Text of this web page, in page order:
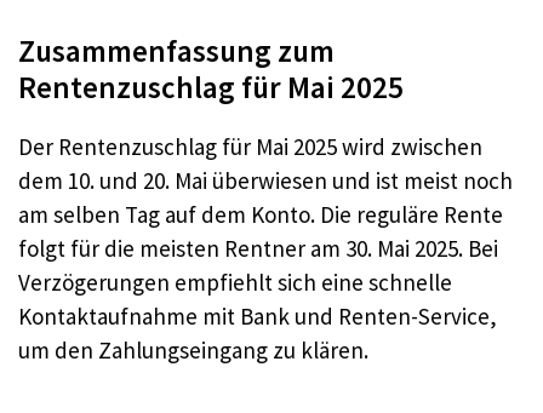
Zusammenfassung zum
Rentenzuschlag für Mai 2025
Der Rentenzuschlag für Mai 2025 wird zwischen
dem 10. und 20. Mai überwiesen und ist meist noch
am selben Tag auf dem Konto. Die reguläre Rente
folgt für die meisten Rentner am 30. Mai 2025. Bei
Verzögerungen empfiehlt sich eine schnelle
Kontaktaufnahme mit Bank und Renten-Service,
um den Zahlungseingang zu klären.